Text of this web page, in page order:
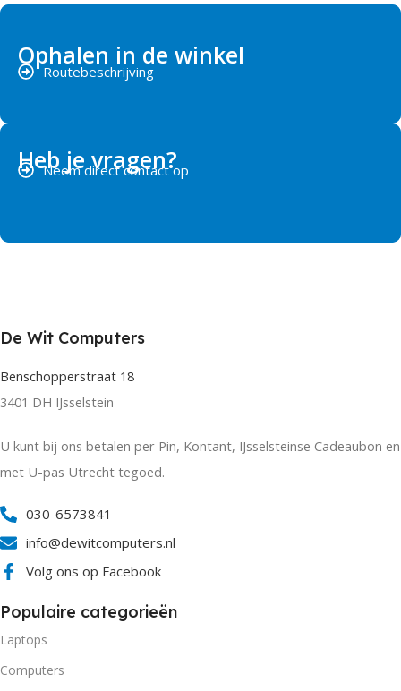
Ophalen in de winkel
Routebeschrijving
Heb je vragen?
Neem direct contact op
De Wit Computers
Benschopperstraat 18
3401 DH IJsselstein
U kunt bij ons betalen per Pin, Kontant, IJsselsteinse Cadeaubon en
met U-pas Utrecht tegoed.
030-6573841
info@dewitcomputers.nl
Volg ons op Facebook
Populaire categorieën
Laptops
Computers